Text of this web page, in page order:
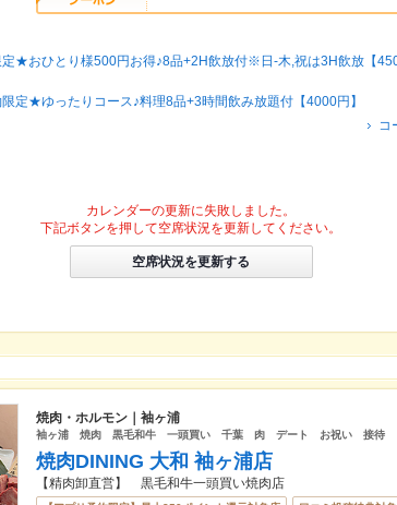
★おひとり様500円お得♪8品+2H飲放付※日-木,祝は3H飲放【
定★ゆったりコース♪料理8品+3時間飲み放題付【4000円】
コ
カレンダーの更新に失敗しました。
下記ボタンを押して空席状況を更新してください。
空席状況を更新する
焼肉・ホルモン｜袖ヶ浦
袖ヶ浦 焼肉 黒毛和牛 一頭買い 千葉 肉 デート お祝い 接待
焼肉DINING 大和 袖ヶ浦店
【精肉卸直営】 黒毛和牛一頭買い焼肉店